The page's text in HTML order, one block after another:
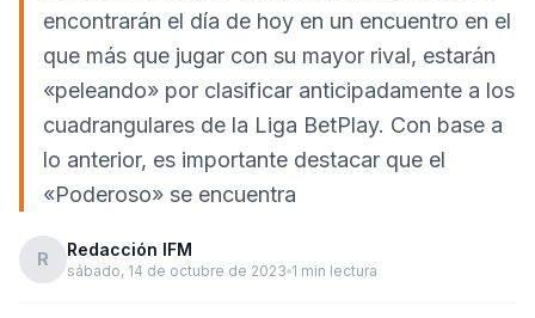
encontrarán el día de hoy en un encuentro en el
que más que jugar con su mayor rival, estarán
«peleando» por clasificar anticipadamente a los
cuadrangulares de la Liga BetPlay. Con base a
lo anterior, es importante destacar que el
«Poderoso» se encuentra
R Redacción IFM
sábado, 14 de octubre de 2023 1 min lectura